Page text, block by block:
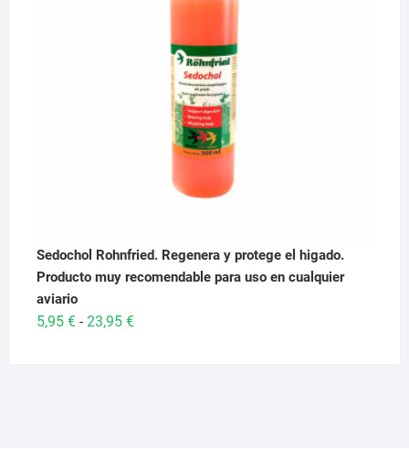
Sedochol Rohnfried. Regenera y protege el higado.
Producto muy recomendable para uso en cualquier
aviario
5,95 € - 23,95 €Rango